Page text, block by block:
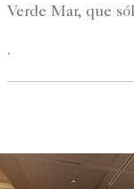
Verde Mar, que
.